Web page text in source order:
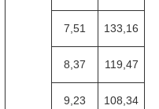
7,51 133,16
8,37 119,47
9,23 108,34